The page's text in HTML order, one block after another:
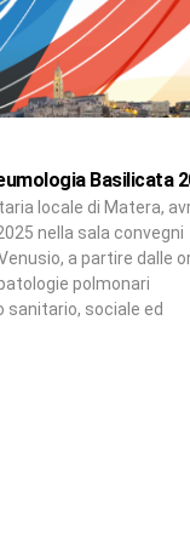
Basilicata
locale di Matera,
nella sala convegni
a partire dalle
polmonari
sanitario, sociale ed